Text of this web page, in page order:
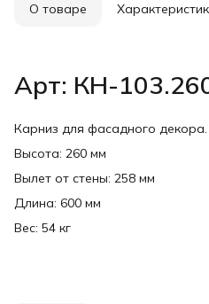
О товаре
Арт: КН-
Карниз для фасадного
Высота: 260 мм
Вылет от стены: 258 мм
Длина: 600 мм
Вес: 54 кг